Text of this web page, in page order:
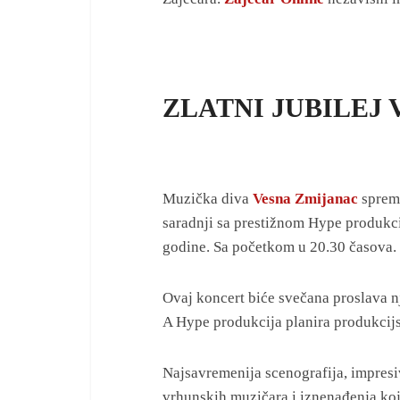
ZLATNI JUBILEJ
Muzička diva Vesna Zmijanac
saradnji sa prestižnom Hype
godine. Sa početkom u 20.30 časova.
Ovaj koncert biće svečana proslava
A Hype produkcija planira
Najsavremenija scenografija,